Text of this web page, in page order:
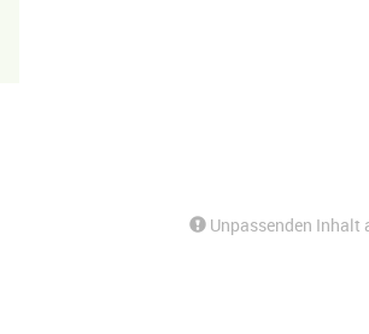
Unpassenden Inhalt